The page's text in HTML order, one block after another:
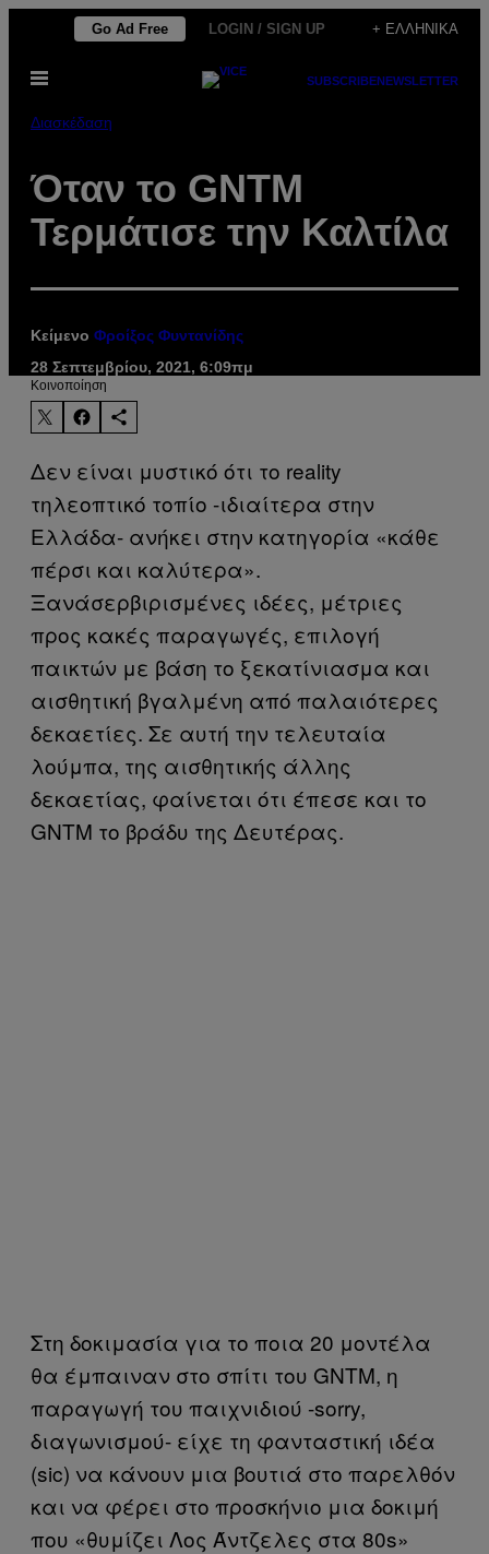
Μετάβαση
περιεχόμενο
Go Ad Free LOGIN / SIGN UP + ΕΛΛΗΝΙΚΆ
Ανοίξτε
SUBSCRIBENEWSLETTER
Διασκέδαση
Όταν το GNTM
Τερμάτισε την Καλτίλα
Κείμενο Φροίξος Φυντανίδης
28 Σεπτεμβρίου, 2021, 6:09πμ
Kοινοποίηση
Δεν είναι μυστικό ότι το reality
τηλεοπτικό τοπίο -ιδιαίτερα στην
Ελλάδα- ανήκει στην κατηγορία «κάθε
πέρσι και καλύτερα».
Ξανάσερβιρισμένες ιδέες, μέτριες
προς κακές παραγωγές, επιλογή
παικτών με βάση το ξεκατίνιασμα και
αισθητική βγαλμένη από παλαιότερες
δεκαετίες. Σε αυτή την τελευταία
λούμπα, της αισθητικής άλλης
δεκαετίας, φαίνεται ότι έπεσε και το
GNTM το βράδυ της Δευτέρας.
Στη δοκιμασία για το ποια 20 μοντέλα
θα έμπαιναν στο σπίτι του GNTM, η
παραγωγή του παιχνιδιού -sorry,
διαγωνισμού- είχε τη φανταστική ιδέα
(sic) να κάνουν μια βουτιά στο παρελθόν
και να φέρει στο προσκήνιο μια δοκιμή
που «θυμίζει Λος Άντζελες στα 80s»